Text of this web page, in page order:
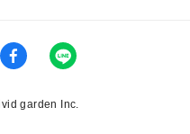
garden Inc.